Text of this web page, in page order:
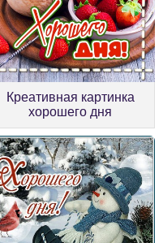
Креативная картинка
хорошего дня